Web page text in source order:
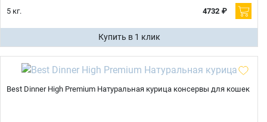
5 кг. 4732 ₽
Купить в 1 клик
Best Dinner High Premium Натуральная курица консервы для кошек